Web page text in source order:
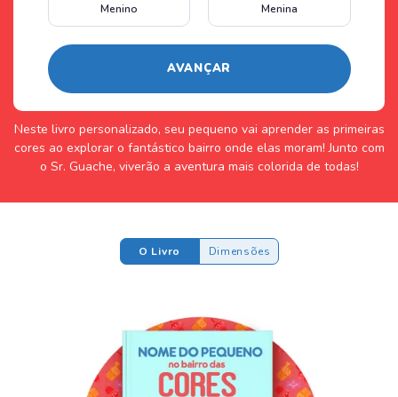
Menino Menina
AVANÇAR
Neste livro personalizado, seu pequeno vai aprender as primeiras
cores ao explorar o fantástico bairro onde elas moram! Junto com
o Sr. Guache, viverão a aventura mais colorida de todas!
O Livro Dimensões